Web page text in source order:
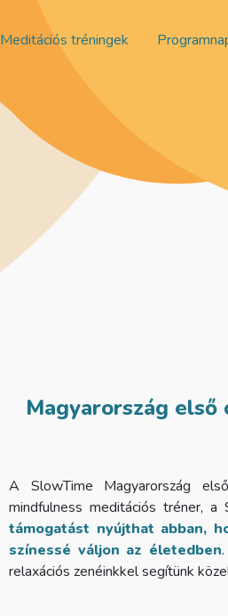
Meditációs tréningek
Magyarország
A SlowTime Magyarország
mindfulness meditációs tréner,
támogatást nyújthat abban,
színessé váljon az életedben
relaxációs zenéinkkel segítünk